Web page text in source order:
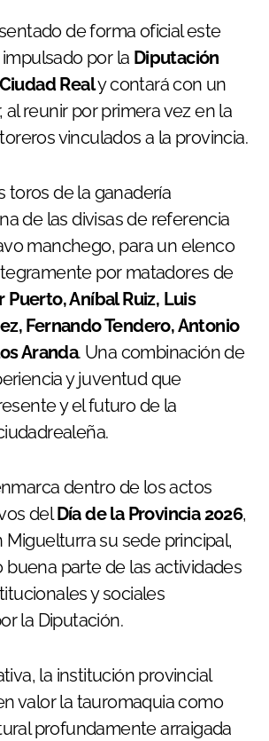
de forma oficial este
por la Diputación
Realy contará con un
al reunir por primera vez en la
vinculados a la provincia.
toros de la ganadería
de las divisas de referencia
manchego, para un elenco
por matadores de
Puerto, Aníbal Ruiz, Luis
Fernando Tendero, Antonio
Aranda. Una combinación de
y juventud que
y el futuro de la
dentro de los actos
delDía de la Provincia 2026,
su sede principal,
parte de las actividades
y sociales
la Diputación.
la institución provincial
valor la tauromaquia como
profundamente arraigada